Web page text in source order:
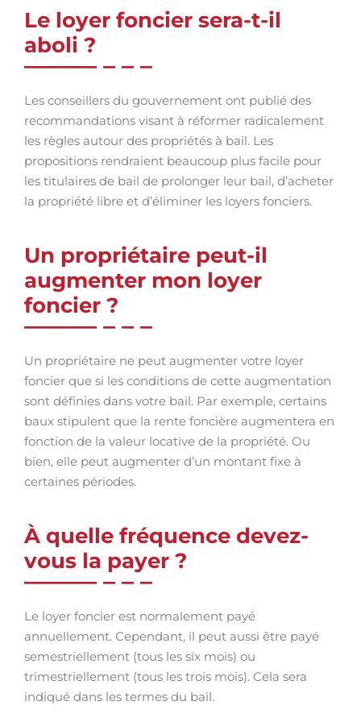
Le loyer foncier sera-t-il
aboli ?
Les conseillers du gouvernement ont publié des
recommandations visant à réformer radicalement
les règles autour des propriétés à bail. Les
propositions rendraient beaucoup plus facile pour
les titulaires de bail de prolonger leur bail, d’acheter
la propriété libre et d’éliminer les loyers fonciers.
Un propriétaire peut-il
augmenter mon loyer
foncier ?
Un propriétaire ne peut augmenter votre loyer
foncier que si les conditions de cette augmentation
sont définies dans votre bail. Par exemple, certains
baux stipulent que la rente foncière augmentera en
fonction de la valeur locative de la propriété. Ou
bien, elle peut augmenter d’un montant fixe à
certaines périodes.
À quelle fréquence devez-
vous la payer ?
Le loyer foncier est normalement payé
annuellement. Cependant, il peut aussi être payé
semestriellement (tous les six mois) ou
trimestriellement (tous les trois mois). Cela sera
indiqué dans les termes du bail.